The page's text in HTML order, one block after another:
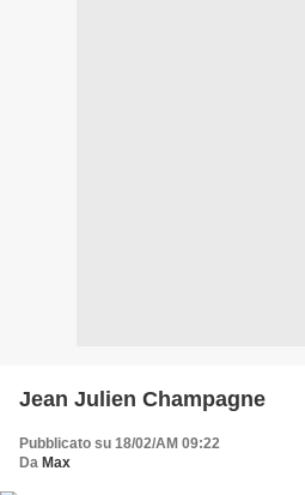
Jean Julien Champagne
Pubblicato su 18/02/AM 09:22
Da Max